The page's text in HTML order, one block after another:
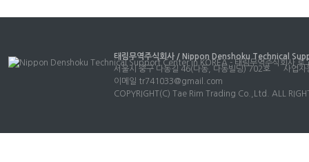
태림무역주식회사 / Nippon Denshoku Technical
서울시 중구 다동길 46(다동, 다동빌딩) 702호
사업
이메일 tr741033@gmail.com
COPYRIGHT(C) Tae Rim Trading Co.,Ltd. ALL